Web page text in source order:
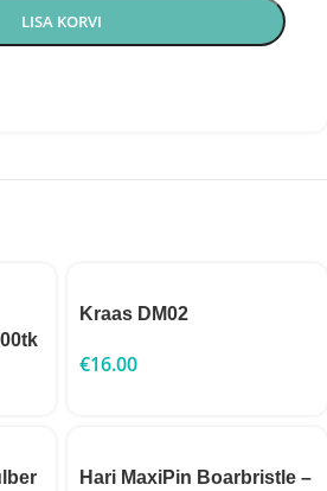
LISA KORVI
Kraas DM02
€16.00
Hari MaxiPin Boarbristle –